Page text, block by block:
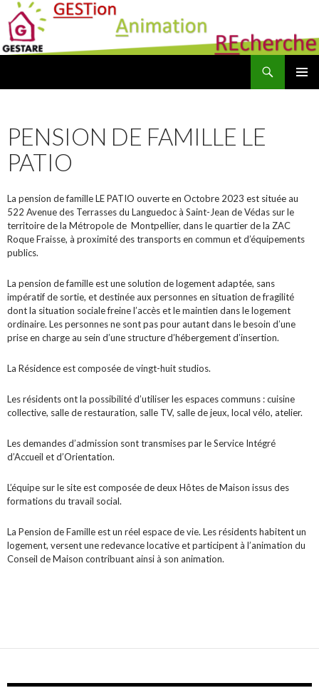
Association Gestare GESTion Animation REcherche
PENSION DE FAMILLE LE
PATIO
La pension de famille LE PATIO ouverte en Octobre 2023 est située au
522 Avenue des Terrasses du Languedoc à Saint-Jean de Védas sur le
territoire de la Métropole de Montpellier, dans le quartier de la ZAC
Roque Fraisse, à proximité des transports en commun et d’équipements
publics.
La pension de famille est une solution de logement adaptée, sans
impératif de sortie, et destinée aux personnes en situation de fragilité
dont la situation sociale freine l’accès et le maintien dans le logement
ordinaire. Les personnes ne sont pas pour autant dans le besoin d’une
prise en charge au sein d’une structure d’hébergement d’insertion.
La Résidence est composée de vingt-huit studios.
Les résidents ont la possibilité d’utiliser les espaces communs : cuisine
collective, salle de restauration, salle TV, salle de jeux, local vélo, atelier.
Les demandes d’admission sont transmises par le Service Intégré
d’Accueil et d’Orientation.
L’équipe sur le site est composée de deux Hôtes de Maison issus des
formations du travail social.
La Pension de Famille est un réel espace de vie. Les résidents habitent un
logement, versent une redevance locative et participent à l’animation du
Conseil de Maison contribuant ainsi à son animation.